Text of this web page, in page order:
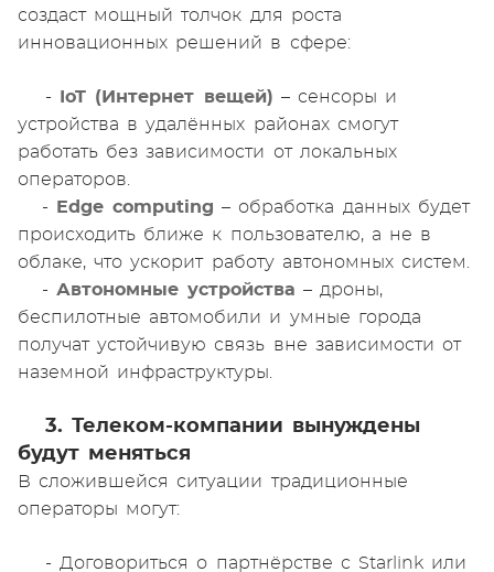
создаст мощный толчок для роста
инновационных решений в сфере:
- IoT (Интернет вещей) – сенсоры и
устройства в удалённых районах смогут
работать без зависимости от локальных
операторов.
-
Edge computing – обработка данных будет
происходить ближе к пользователю, а не в
облаке, что ускорит работу автономных систем.
- Автономные устройства – дроны,
беспилотные автомобили и умные города
получат устойчивую связь вне зависимости от
наземной инфраструктуры.
3. Телеком-компании вынуждены
будут меняться
В сложившейся ситуации традиционные
операторы могут:
- Договориться о партнёрстве с Starlink или